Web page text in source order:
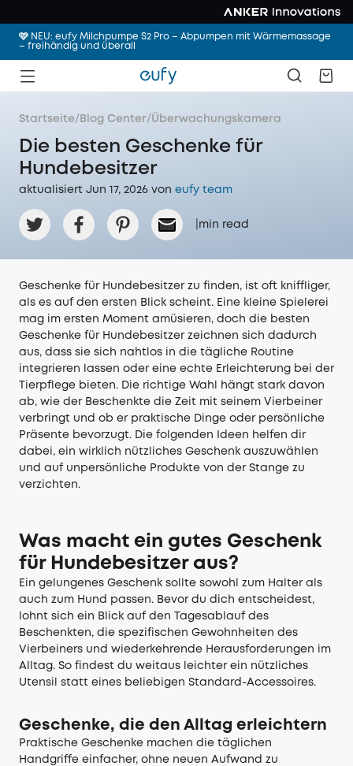
🩷 NEU: eufy Milchpumpe S2 Pro – Abpumpen mit Wärmemassage
– freihändig und überall
Startseite/ Blog Center/Überwachungskamera
Die besten Geschenke für
Hundebesitzer
aktualisiert Jun 17, 2026 von eufy team
min read
Geschenke für Hundebesitzer zu finden, ist oft kniffliger,
als es auf den ersten Blick scheint. Eine kleine Spielerei
mag im ersten Moment amüsieren, doch die besten
Geschenke für Hundebesitzer zeichnen sich dadurch
aus, dass sie sich nahtlos in die tägliche Routine
integrieren lassen oder eine echte Erleichterung bei der
Tierpflege bieten. Die richtige Wahl hängt stark davon
ab, wie der Beschenkte die Zeit mit seinem Vierbeiner
verbringt und ob er praktische Dinge oder persönliche
Präsente bevorzugt. Die folgenden Ideen helfen dir
dabei, ein wirklich nützliches Geschenk auszuwählen
und auf unpersönliche Produkte von der Stange zu
verzichten.
Was macht ein gutes Geschenk
für Hundebesitzer aus?
Ein gelungenes Geschenk sollte sowohl zum Halter als
auch zum Hund passen. Bevor du dich entscheidest,
lohnt sich ein Blick auf den Tagesablauf des
Beschenkten, die spezifischen Gewohnheiten des
Vierbeiners und wiederkehrende Herausforderungen im
Alltag. So findest du weitaus leichter ein nützliches
Utensil statt eines beliebigen Standard-Accessoires.
Geschenke, die den Alltag erleichtern
Praktische Geschenke machen die täglichen
Handgriffe einfacher, ohne neuen Aufwand zu